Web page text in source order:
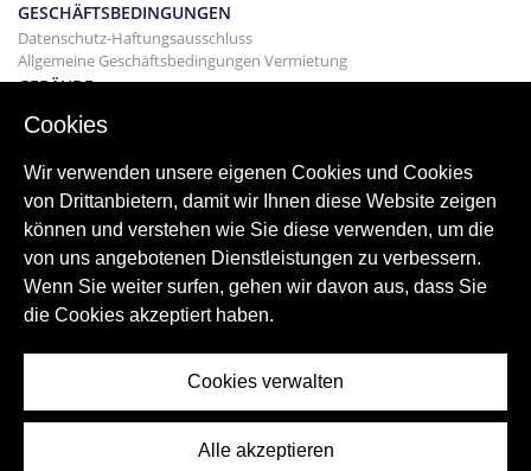
GESCHÄFTSBEDINGUNGEN
Datenschutz-Haftungsausschluss
Allgemeine Geschäftsbedingungen Vermietung
GEBÄUDE
Projekte
Kaufen Sie Ihr Haus
Verkaufen
Hypothek
Suchdienst
BLOGGEN
Bloggen
Weltweite Regionen
Cookies
Wir verwenden unsere eigenen Cookies und Cookies
von Drittanbietern, damit wir Ihnen diese Website zeigen
können und verstehen wie Sie diese verwenden, um die
von uns angebotenen Dienstleistungen zu verbessern.
Wenn Sie weiter surfen, gehen wir davon aus, dass Sie
die Cookies akzeptiert haben.
Cookies verwalten
Alle akzeptieren